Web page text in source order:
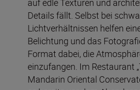
auf edle Texturen und
Details fällt. Selbst bei
Lichtverhältnissen helfen
Belichtung und das
Format dabei, die
einzufangen. Im Restaurant
Mandarin Oriental